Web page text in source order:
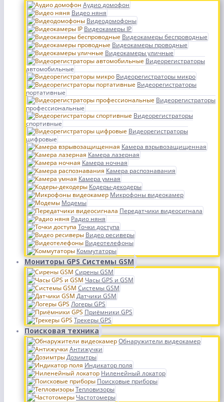
Аудио домофон
Видео няня
Видеодомофоны
Видеокамеры IP
Видеокамеры беспроводные
Видеокамеры проводные
Видеокамеры уличные
Видеорегистраторы
автомобильные
Видеорегистраторы микро
Видеорегистраторы
портативные
Видеорегистраторы
профессиональные
Видеорегистраторы
спортивные
Видеорегистраторы
цифровые
Камера взрывозащищенная
Камера лазерная
Камера ночная
Камера распознавания
Камера умная
Кодеры-декодеры
Микрофоны видеокамер
Модемы
Передатчики видеосигнала
Радио няня
Точки доступа
Видео ресиверы
Видеотелефоны
Коммутаторы
Мониторы GPS Системы GSM
Сирены GSM
Часы GPS и GSM
Системы GSM
Датчики GSM
Логеры GPS
Приёмники GPS
Трекеры GPS
Поисковая техника
Обнаружители видеокамер
Антижучки
Дозимтры
Индикатор поля
Ниленейный локатор
Поисковые приборы
Тепловизоры
Частотомеры